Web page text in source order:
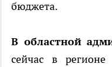
бюджета.
В областной
сейчас в